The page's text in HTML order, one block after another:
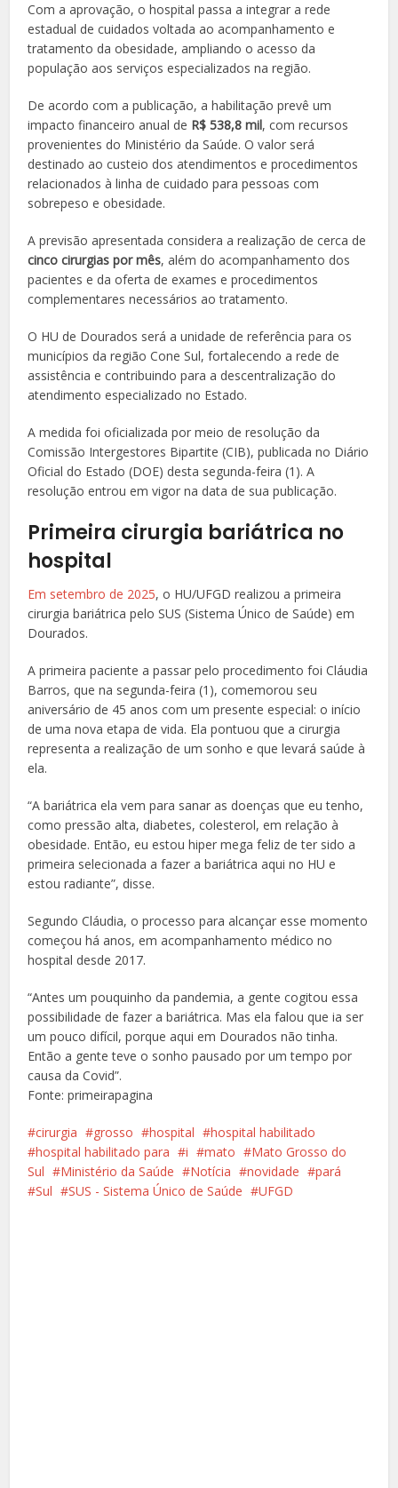
Com a aprovação, o hospital passa a integrar a rede
estadual de cuidados voltada ao acompanhamento e
tratamento da obesidade, ampliando o acesso da
população aos serviços especializados na região.
De acordo com a publicação, a habilitação prevê um
impacto financeiro anual de R$ 538,8 mil, com recursos
provenientes do Ministério da Saúde. O valor será
destinado ao custeio dos atendimentos e procedimentos
relacionados à linha de cuidado para pessoas com
sobrepeso e obesidade.
A previsão apresentada considera a realização de cerca de
cinco cirurgias por mês, além do acompanhamento dos
pacientes e da oferta de exames e procedimentos
complementares necessários ao tratamento.
O HU de Dourados será a unidade de referência para os
municípios da região Cone Sul, fortalecendo a rede de
assistência e contribuindo para a descentralização do
atendimento especializado no Estado.
A medida foi oficializada por meio de resolução da
Comissão Intergestores Bipartite (CIB), publicada no Diário
Oficial do Estado (DOE) desta segunda-feira (1). A
resolução entrou em vigor na data de sua publicação.
Primeira cirurgia bariátrica no
hospital
Em setembro de 2025, o HU/UFGD realizou a primeira
cirurgia bariátrica pelo SUS (Sistema Único de Saúde) em
Dourados.
A primeira paciente a passar pelo procedimento foi Cláudia
Barros, que na segunda-feira (1), comemorou seu
aniversário de 45 anos com um presente especial: o início
de uma nova etapa de vida. Ela pontuou que a cirurgia
representa a realização de um sonho e que levará saúde à
ela.
“A bariátrica ela vem para sanar as doenças que eu tenho,
como pressão alta, diabetes, colesterol, em relação à
obesidade. Então, eu estou hiper mega feliz de ter sido a
primeira selecionada a fazer a bariátrica aqui no HU e
estou radiante”, disse.
Segundo Cláudia, o processo para alcançar esse momento
começou há anos, em acompanhamento médico no
hospital desde 2017.
“Antes um pouquinho da pandemia, a gente cogitou essa
possibilidade de fazer a bariátrica. Mas ela falou que ia ser
um pouco difícil, porque aqui em Dourados não tinha.
Então a gente teve o sonho pausado por um tempo por
causa da Covid”.
Fonte: primeirapagina
cirurgia grosso hospital
hospital habilitado
hospital habilitado para
i mato
Mato Grosso do
Sul
Ministério da Saúde Notícia novidade
pará
Sul
SUS - Sistema Único de Saúde UFGD